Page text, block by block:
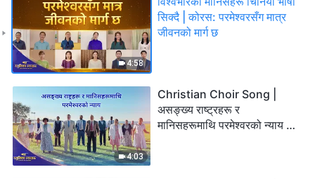
4:58
सिक्दै | कोरस: परमेश्‍वरसँग मात्र
जीवनको मार्ग छ
4:03
Christian Choir Song |
असङ्ख्य राष्ट्रहरू र
मानिसहरूमाथि परमेश्‍वरको न्याय |